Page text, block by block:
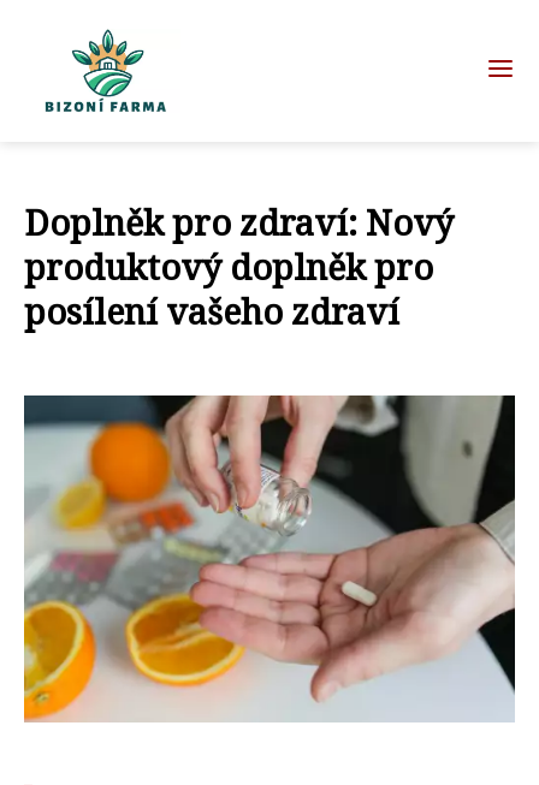
Doplněk pro zdraví: Nový
produktový doplněk pro
posílení vašeho zdraví